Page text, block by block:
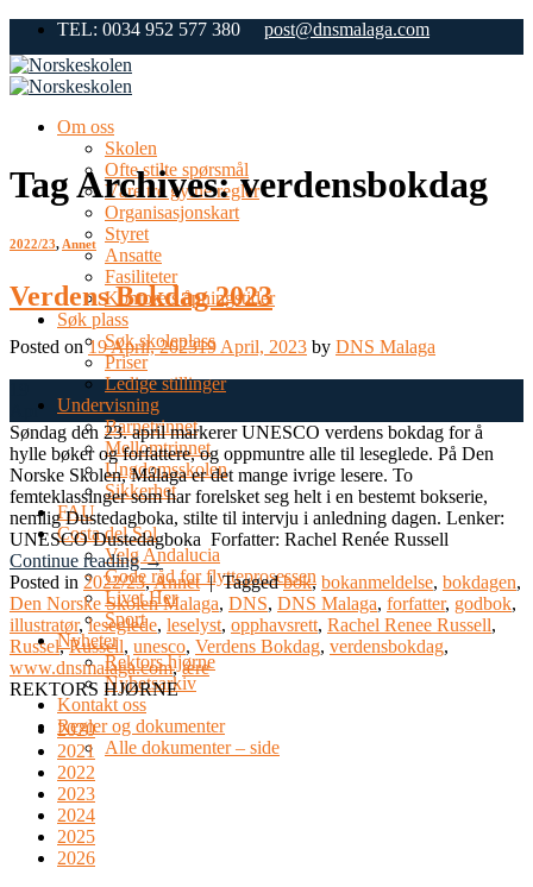
Skip
content
TEL: 0034 952 577 380 post@dnsmalaga.com
Om oss
Skolen
Ofte stilte spørsmål
Våre tre gylne regler
Organisasjonskart
Styret
Ansatte
Fasiliteter
Kontorets åpningstider
Søk plass
Søk skoleplass
Priser
Ledige stillinger
Undervisning
Barnetrinnet
Mellomtrinnet
Ungdomsskolen
Sikkerhet
FAU
Costa del Sol
Velg Andalucia
Gode råd for flytteprosessen
Livet Her
Sport
Nyheter
Rektors hjørne
Nyhetsarkiv
Kontakt oss
Regler og dokumenter
Alle dokumenter – side
Tag Archives:verdensbokdag
2022/23,Annet
Verdens Bokdag 2023
Posted on19 April, 202319 April, 2023 by DNS Malaga
Apr
Søndag den 23. april markerer UNESCO verdens bokdag for å
hylle bøker og forfattere, og oppmuntre alle til leseglede. På Den
Norske Skolen, Málaga er det mange ivrige lesere. To
femteklassinger som har forelsket seg helt i en bestemt bokserie,
nemlig Dustedagboka, stilte til intervju i anledning dagen. Lenker:
UNESCO Dustedagboka Forfatter: Rachel Renée Russell
Continue reading→
Posted in 2022/23,Annet | Taggedbok, bokanmeldelse, bokdagen,
Den Norske Skolen Malaga, DNS, DNS Malaga, forfatter, godbok,
illustratør,leseglede, leselyst, opphavsrett, Rachel Renee Russell,
Russel,Russell, unesco, Verdens Bokdag, verdensbokdag,
www.dnsmalaga.com,ære
REKTORS HJØRNE
2020
2021
2022
2023
2024
2025
2026